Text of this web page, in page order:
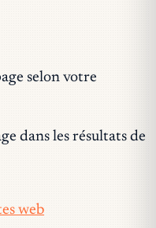
selon votre
dans les résultats de
web